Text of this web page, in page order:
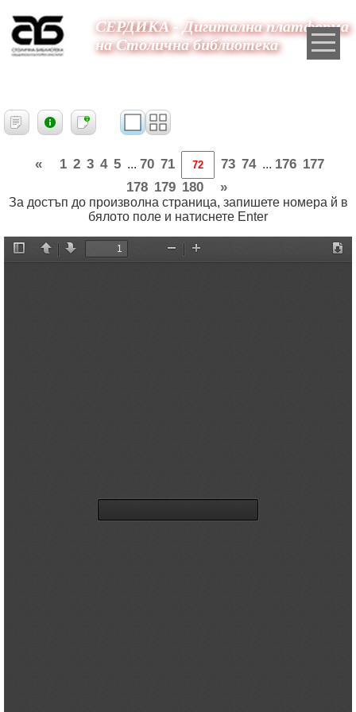
СЕРДИКА - Дигитална платформа
на Столична библиотека
« 1 2 3 4 5 ... 70 71 73 74 ... 176 177
178 179 180 »
За достъп до произволна страница, запишете номера й в
бялото поле и натиснете Enter